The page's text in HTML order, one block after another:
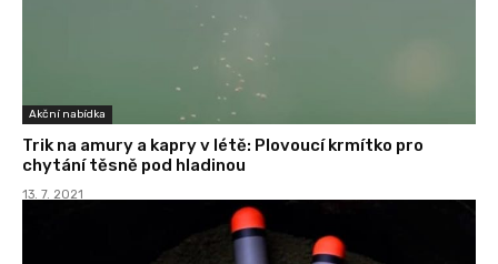
Akční nabídka
Trik na amury a kapry v létě: Plovoucí krmítko pro
chytání těsně pod hladinou
13. 7. 2021